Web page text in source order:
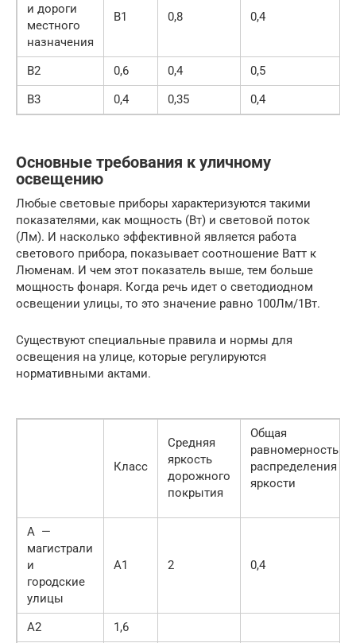
и дороги
местного
назначения
В1 0,8 0,4
В2 0,6 0,4
0,5
В3
0,4 0,35 0,4
Основные требования к уличному
освещению
Любые световые приборы характеризуются такими
показателями, как мощность (Вт) и световой поток
(Лм). И насколько эффективной является работа
светового прибора, показывает соотношение Ватт к
Люменам. И чем этот показатель выше, тем больше
мощность фонаря. Когда речь идет о светодиодном
освещении улицы, то это значение равно 100Лм/1Вт.
Существуют специальные правила и нормы для
освещения на улице, которые регулируются
нормативными актами.
Класс
Средняя
яркость
дорожного
покрытия
Общая
равномерность
распределения
яркости
А —
магистрали
и
городские
улицы
А1 2 0,4
А2
1,6